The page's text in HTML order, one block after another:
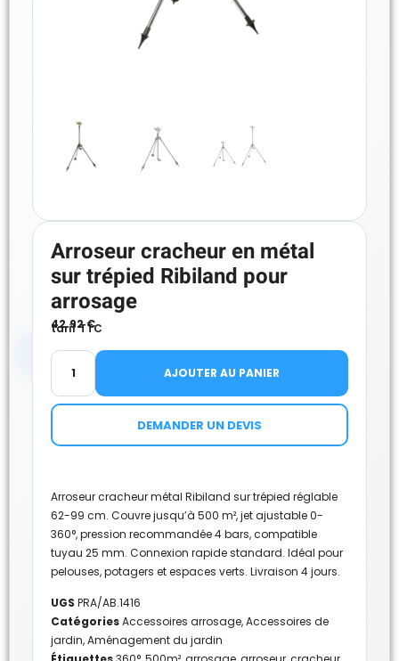
Arroseur cracheur en métal
sur trépied Ribiland pour
arrosage
42.92€
tarif TTC
AJOUTER AU PANIER
DEMANDER UN DEVIS
Arroseur cracheur métal Ribiland sur trépied réglable
62-99 cm. Couvre jusqu’à 500 m², jet ajustable 0-
360°, pression recommandée 4 bars, compatible
tuyau 25 mm. Connexion rapide standard. Idéal pour
pelouses, potagers et espaces verts. Livraison 4 jours.
UGS PRA/AB.1416
CatégoriesAccessoires arrosage,Accessoires de
jardin,Aménagement du jardin